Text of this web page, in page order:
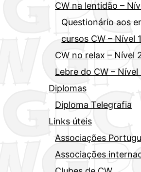
CW na lentidão –
Questionário aos
cursos CW – Nível 1
CW no relax – Nível
Lebre do CW – Nível
Diplomas
Diploma Telegrafia
Links úteis
Associações
Associações